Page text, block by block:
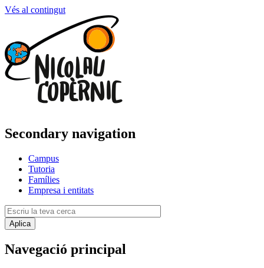
Vés al contingut
Secondary navigation
Campus
Tutoria
Famílies
Empresa i entitats
Navegació principal